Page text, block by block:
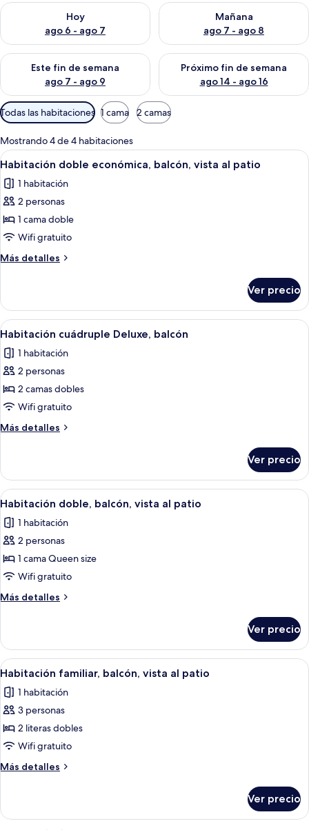
Hoy
ago 6 - ago 7
Consulta la disponibilidad para hoy ago 6 - ago 7
Mañana
ago 7 - ago 8
Consulta la disponibilidad
Este fin de semana
ago 7 - ago 9
Consulta la disponibilidad para este fin de semana ago 7 -
Próximo fin de semana
ago 14 - ago 16
Consulta la disponibilidad
Filtros
disponibles
para
las
habitaciones
Todas las habitaciones 1 cama 2 camas
Mostrando 4 de 4 habitaciones
Abrir
todas
las
fotos
de
Habitación
doble
económica,
vista
al
patio
Una habitación de hotel con una
4
Habitación doble económica, balcón, vista al patio
1 habitación
2 personas
1 cama doble
Wifi gratuito
Más detalles
Más
doble
económica,
balcón,
al
patio
Ver precio
Abrir
todas
las
fotos
de
Habitación
cuádruple
Deluxe,
Habitación de hotel con una cama
6
Habitación cuádruple Deluxe, balcón
1 habitación
2 personas
2 camas dobles
Wifi gratuito
Más detalles
Más
cuádruple
Deluxe,
balcón
Ver precio
Abrir
todas
las
fotos
de
Habitación
doble,
balcón,
al
patio
Habitación de hotel con una cama
4
Habitación doble, balcón, vista al patio
1 habitación
2 personas
1 cama Queen size
Wifi gratuito
Más detalles
Más
doble,
balcón,
vista
patio
Ver precio
Abrir
todas
las
fotos
de
Habitación
familiar,
balcón,
al
patio
Una habitación con literas, un
4
Habitación familiar, balcón, vista al patio
1 habitación
3 personas
2 literas dobles
Wifi gratuito
Más detalles
Más
familiar,
Ver precio